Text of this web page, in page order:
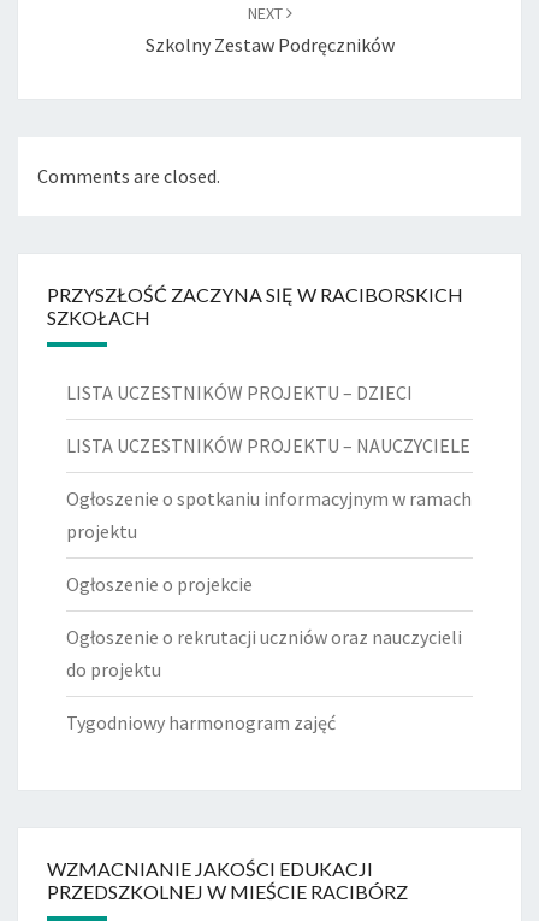
NEXT
Szkolny Zestaw Podręczników
Comments are closed.
PRZYSZŁOŚĆ ZACZYNA SIĘ W RACIBORSKICH
SZKOŁACH
LISTA UCZESTNIKÓW PROJEKTU – DZIECI
LISTA UCZESTNIKÓW PROJEKTU – NAUCZYCIELE
Ogłoszenie o spotkaniu informacyjnym w ramach
projektu
Ogłoszenie o projekcie
Ogłoszenie o rekrutacji uczniów oraz nauczycieli
do projektu
Tygodniowy harmonogram zajęć
WZMACNIANIE JAKOŚCI EDUKACJI
PRZEDSZKOLNEJ W MIEŚCIE RACIBÓRZ